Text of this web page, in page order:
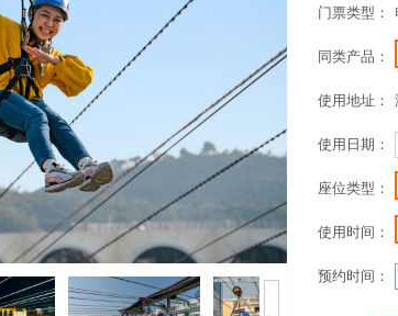
门票类型：
同类产品：
使用地址：
使用日期：
座位类型：
使用时间：
预约时间：